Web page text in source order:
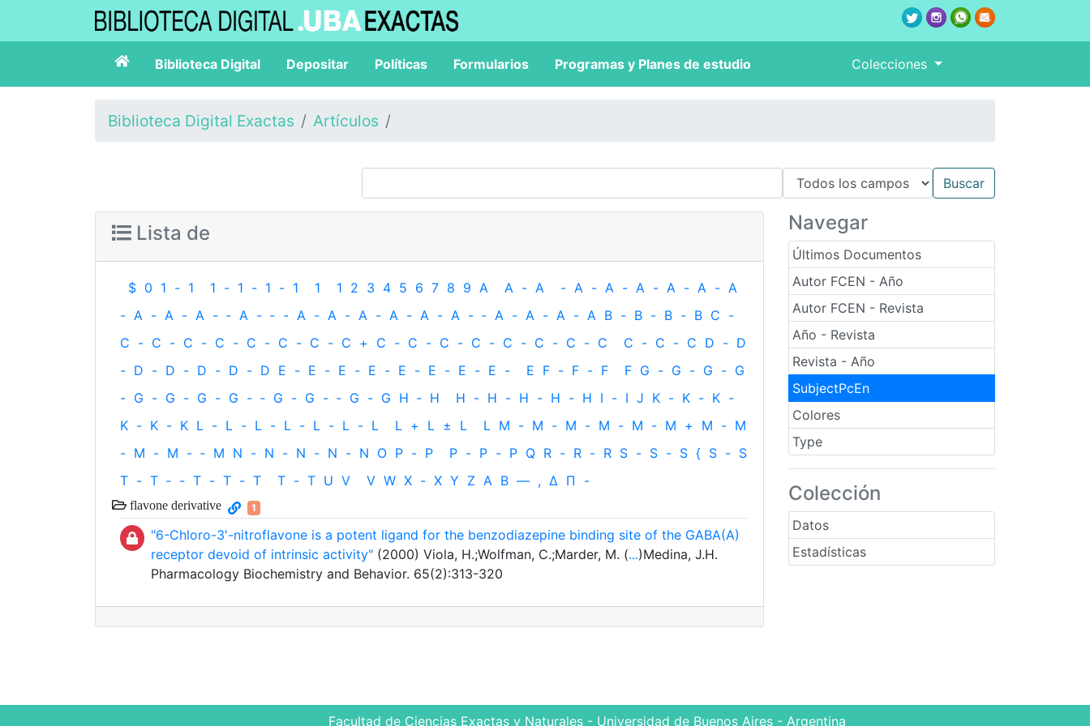
Biblioteca Digital Depositar Políticas Formularios Programas y Planes de estudio Colecciones
Biblioteca Digital Exactas Artículos
Navegar
Últimos Documentos
Autor FCEN - Año
Autor FCEN - Revista
Año - Revista
Revista - Año
SubjectPcEn
Colores
Type
Colección
Datos
Estadísticas
Lista de
$ 0 1 - 1 1 - 1 - 1 - 1 1 1 2 3 4 5 6 7 8 9 A A - A - A - A - A - A - A - A
- A - A - A - ‐ A - ‐ - A - A - A - A - A - A - ‐ A - A - A - A B - B - B - B C -
C - C - C - C - C - C - C - C + C - C - C - C - C - C - C - C C - C - C D - D
- D - D - D - D - D E - E - E - E - E - E - E - E - E F - F - F F G - G - G - G
- G - G - G - G - ‐ G - G - ‐ G - G H ‐ H H - H - H - H - H I - I J K - K - K -
K - K - K L - L - L - L - L - L - L L + L ± L L M - M - M - M - M - M + M - M
- M - M - ‐ M N - N - N - N - N O P - P P - P - P Q R - R - R S - S - S { S - S
T - T ‐ - T - T - T T - T U V V W X - X Y Z Α Β — , Δ Π -
flavone derivative 1
"6-Chloro-3'-nitroflavone is a potent ligand for the benzodiazepine binding site of the GABA(A)
receptor devoid of intrinsic activity" (2000) Viola, H.;Wolfman, C.;Marder, M. (...)Medina, J.H.
Pharmacology Biochemistry and Behavior. 65(2):313-320
Facultad de Ciencias Exactas y Naturales - Universidad de Buenos Aires - Argentina